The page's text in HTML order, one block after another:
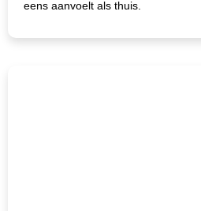
eens aanvoelt als thuis.